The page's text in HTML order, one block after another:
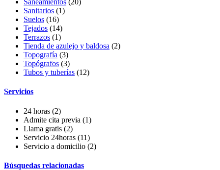
Saneamientos (20)
Sanitarios (1)
Suelos (16)
Tejados (14)
Terrazos (1)
Tienda de azulejo y baldosa (2)
Topografía (3)
Topógrafos (3)
Tubos y tuberías (12)
Servicios
24 horas (2)
Admite cita previa (1)
Llama gratis (2)
Servicio 24horas (11)
Servicio a domicilio (2)
Búsquedas relacionadas